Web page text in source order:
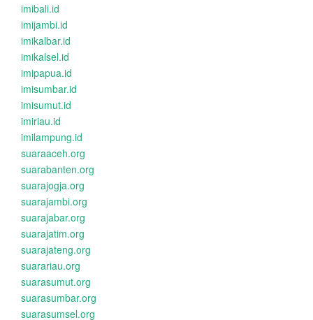
imibali.id
imijambi.id
imikalbar.id
imikalsel.id
imipapua.id
imisumbar.id
imisumut.id
imiriau.id
imilampung.id
suaraaceh.org
suarabanten.org
suarajogja.org
suarajambi.org
suarajabar.org
suarajatim.org
suarajateng.org
suarariau.org
suarasumut.org
suarasumbar.org
suarasumsel.org